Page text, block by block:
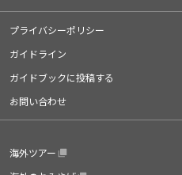
プライバシーポリシー
ガイドライン
ガイドブックに投稿する
お問い合わせ
海外ツアー